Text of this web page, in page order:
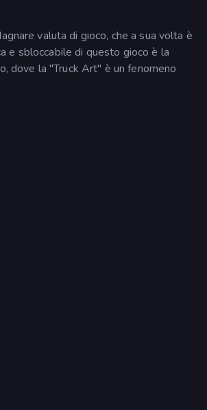
valuta di gioco, che a sua volta è
e sbloccabile di questo gioco è la
dove la "Truck Art" è un fenomeno